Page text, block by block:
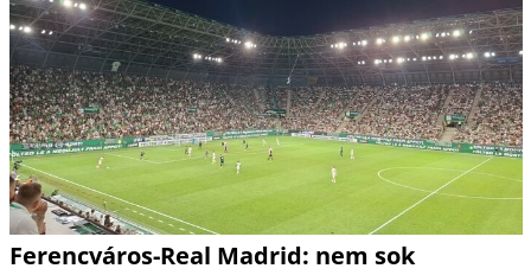
Ferencváros-Real Madrid: nem sok